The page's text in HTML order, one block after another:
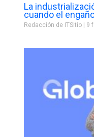
La
cuando el
Redacción de ITSitio 9